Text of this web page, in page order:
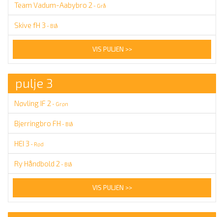
Team Vadum-Aabybro 2 - Grå
Skive fH 3 - Blå
VIS PULJEN >>
pulje 3
Nøvling IF 2 - Grøn
Bjerringbro FH - Blå
HEI 3 - Rød
Ry Håndbold 2 - Blå
VIS PULJEN >>